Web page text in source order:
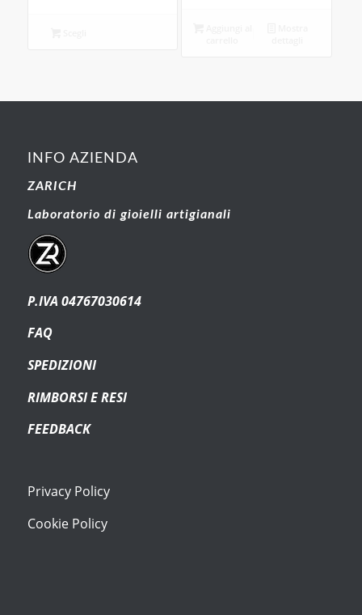
INFO AZIENDA
ZARICH
Laboratorio di gioielli artigianali
P.IVA 04767030614
FAQ
SPEDIZIONI
RIMBORSI E RESI
FEEDBACK
Privacy Policy
Cookie Policy